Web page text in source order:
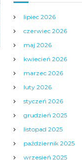
lipiec 2026
czerwiec 2026
maj 2026
kwiecień 2026
marzec 2026
luty 2026
styczeń 2026
grudzień 2025
listopad 2025
październik 2025
wrzesień 2025